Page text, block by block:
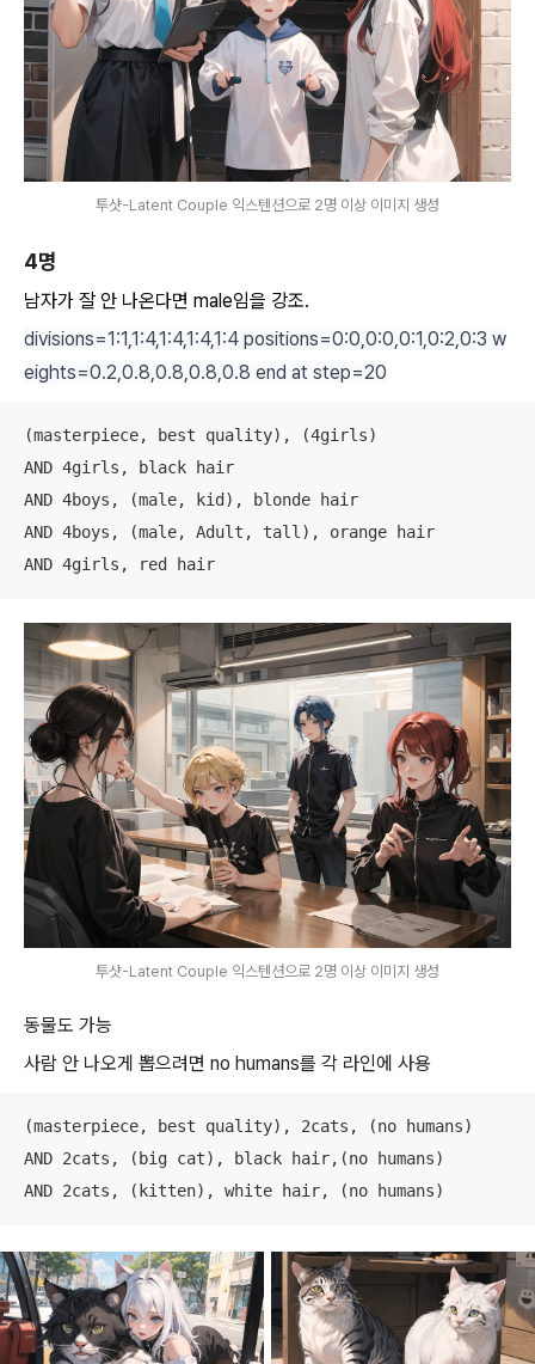
투샷-Latent Couple 익스텐션으로 2명 이상 이미지 생성
4명
남자가 잘 안 나온다면 male임을 강조.
divisions=1:1,1:4,1:4,1:4,1:4 positions=0:0,0:0,0:1,0:2,0:3 w
eights=0.2,0.8,0.8,0.8,0.8 end at step=20
(masterpiece, best quality), (4girls)
AND 4girls, black hair
AND 4boys, (male, kid), blonde hair
AND 4boys, (male, Adult, tall), orange hair
AND 4girls, red hair
투샷-Latent Couple 익스텐션으로 2명 이상 이미지 생성
동물도 가능
사람 안 나오게 뽑으려면 no humans를 각 라인에 사용
(masterpiece, best quality), 2cats, (no humans)
AND 2cats, (big cat), black hair,(no humans)
AND 2cats, (kitten), white hair, (no humans)